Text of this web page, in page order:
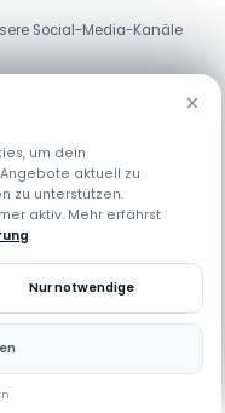
Social-Media-Kanäle
und Angebote
und Bedingungen können
Links. Bei einer Nutzung
dass dir zusätzliche Kosten
um dein
aktuell zu
zu unterstützen.
aktiv. Mehr erfährst
.
Nur notwendige